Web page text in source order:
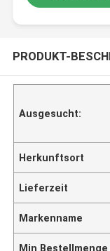
PRODUKT-
Ausgesucht:
Herkunftsort
Lieferzeit
Markenname
Min Bestellmenge